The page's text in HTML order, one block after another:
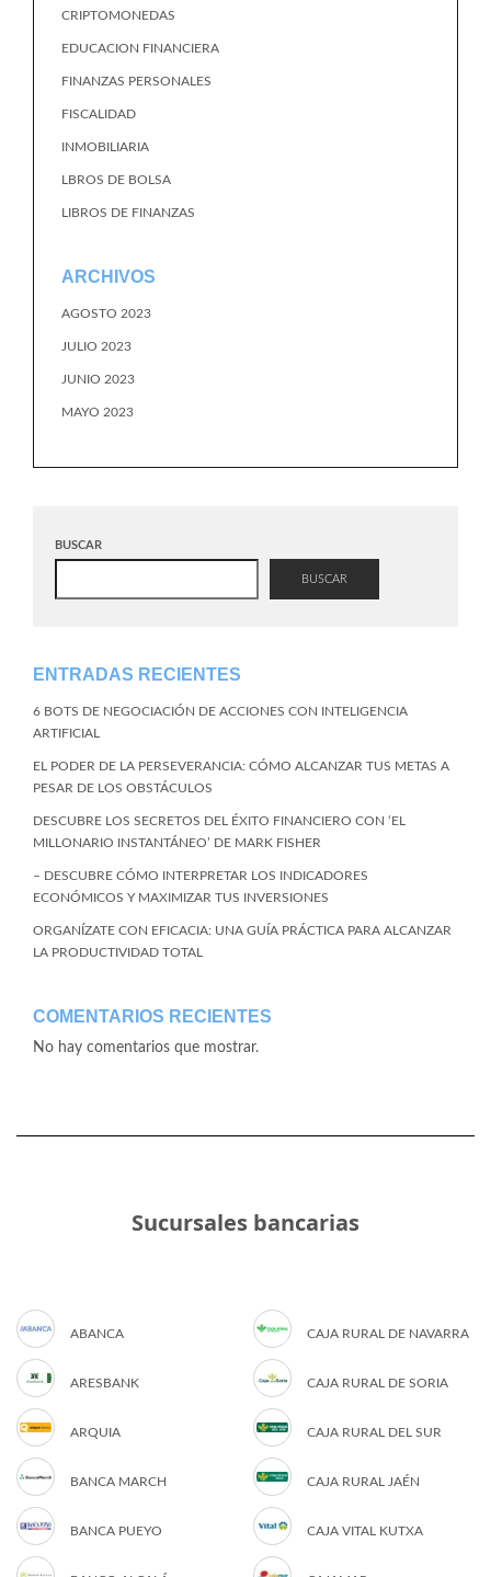
CRIPTOMONEDAS
EDUCACION FINANCIERA
FINANZAS PERSONALES
FISCALIDAD
INMOBILIARIA
LBROS DE BOLSA
LIBROS DE FINANZAS
ARCHIVOS
AGOSTO 2023
JULIO 2023
JUNIO 2023
MAYO 2023
BUSCAR
BUSCAR
ENTRADAS RECIENTES
6 BOTS DE NEGOCIACIÓN DE ACCIONES CON INTELIGENCIA
ARTIFICIAL
EL PODER DE LA PERSEVERANCIA: CÓMO ALCANZAR TUS METAS A
PESAR DE LOS OBSTÁCULOS
DESCUBRE LOS SECRETOS DEL ÉXITO FINANCIERO CON ‘EL
MILLONARIO INSTANTÁNEO’ DE MARK FISHER
– DESCUBRE CÓMO INTERPRETAR LOS INDICADORES
ECONÓMICOS Y MAXIMIZAR TUS INVERSIONES
ORGANÍZATE CON EFICACIA: UNA GUÍA PRÁCTICA PARA ALCANZAR
LA PRODUCTIVIDAD TOTAL
COMENTARIOS RECIENTES
No hay comentarios que mostrar.
Sucursales bancarias
ABANCA
ARESBANK
ARQUIA
BANCA MARCH
BANCA PUEYO
CAJA RURAL DE NAVARRA
CAJA RURAL DE SORIA
CAJA RURAL DEL SUR
CAJA RURAL JAÉN
CAJA VITAL KUTXA